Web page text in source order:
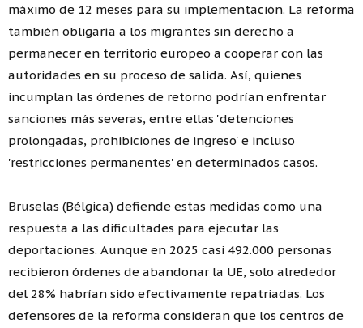
máximo de 12 meses para su implementación. La reforma
también obligaría a los migrantes sin derecho a
permanecer en territorio europeo a cooperar con las
autoridades en su proceso de salida. Así, quienes
incumplan las órdenes de retorno podrían enfrentar
sanciones más severas, entre ellas 'detenciones
prolongadas, prohibiciones de ingreso' e incluso
'restricciones permanentes' en determinados casos.
Bruselas (Bélgica) defiende estas medidas como una
respuesta a las dificultades para ejecutar las
deportaciones. Aunque en 2025 casi 492.000 personas
recibieron órdenes de abandonar la UE, solo alrededor
del 28% habrían sido efectivamente repatriadas. Los
defensores de la reforma consideran que los centros de